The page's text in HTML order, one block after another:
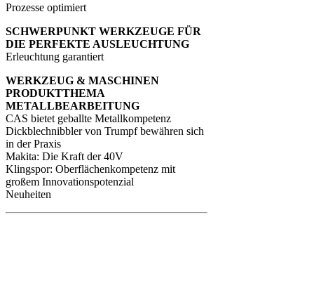
Prozesse optimiert
SCHWERPUNKT WERKZEUGE FÜR
DIE PERFEKTE AUSLEUCHTUNG
Erleuchtung garantiert
WERKZEUG & MASCHINEN
PRODUKTTHEMA
METALLBEARBEITUNG
CAS bietet geballte Metallkompetenz
Dickblechnibbler von Trumpf bewähren sich
in der Praxis
Makita: Die Kraft der 40V
Klingspor: Oberflächenkompetenz mit
großem Innovationspotenzial
Neuheiten